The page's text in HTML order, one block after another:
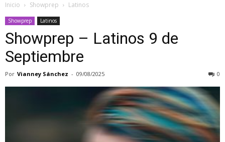
Inicio Showprep Latinos
Showprep Latinos
Showprep – Latinos 9 de
Septiembre
Por Vianney Sánchez - 09/08/2025 0